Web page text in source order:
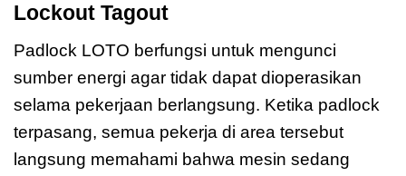
Lockout Tagout
Padlock LOTO berfungsi untuk mengunci
sumber energi agar tidak dapat dioperasikan
selama pekerjaan berlangsung. Ketika padlock
terpasang, semua pekerja di area tersebut
langsung memahami bahwa mesin sedang